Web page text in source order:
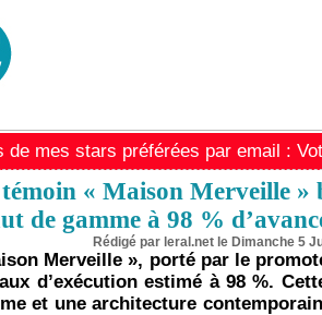
de mes stars préférées par email :
« Maison Merveille »
de gamme à 98 %
Rédigé par leral.net le Dimanche 5
Merveille », porté par le
d’exécution estimé à 98 %.
et une architecture